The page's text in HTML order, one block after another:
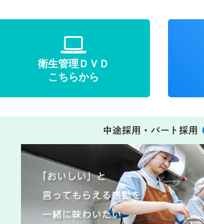
衛生管理ＤＶＤ
こちらから
中途採用・パート採用